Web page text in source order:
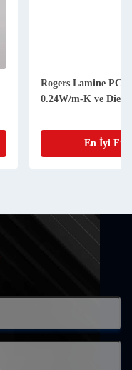
Rogers Lamine
0.24W/m-K ve
En İyi